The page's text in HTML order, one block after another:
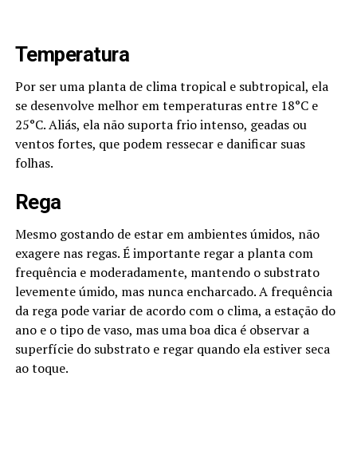
Temperatura
Por ser uma planta de clima tropical e subtropical, ela
se desenvolve melhor em temperaturas entre 18°C e
25°C. Aliás, ela não suporta frio intenso, geadas ou
ventos fortes, que podem ressecar e danificar suas
folhas.
Rega
Mesmo gostando de estar em ambientes úmidos, não
exagere nas regas. É importante regar a planta com
frequência e moderadamente, mantendo o substrato
levemente úmido, mas nunca encharcado. A frequência
da rega pode variar de acordo com o clima, a estação do
ano e o tipo de vaso, mas uma boa dica é observar a
superfície do substrato e regar quando ela estiver seca
ao toque.